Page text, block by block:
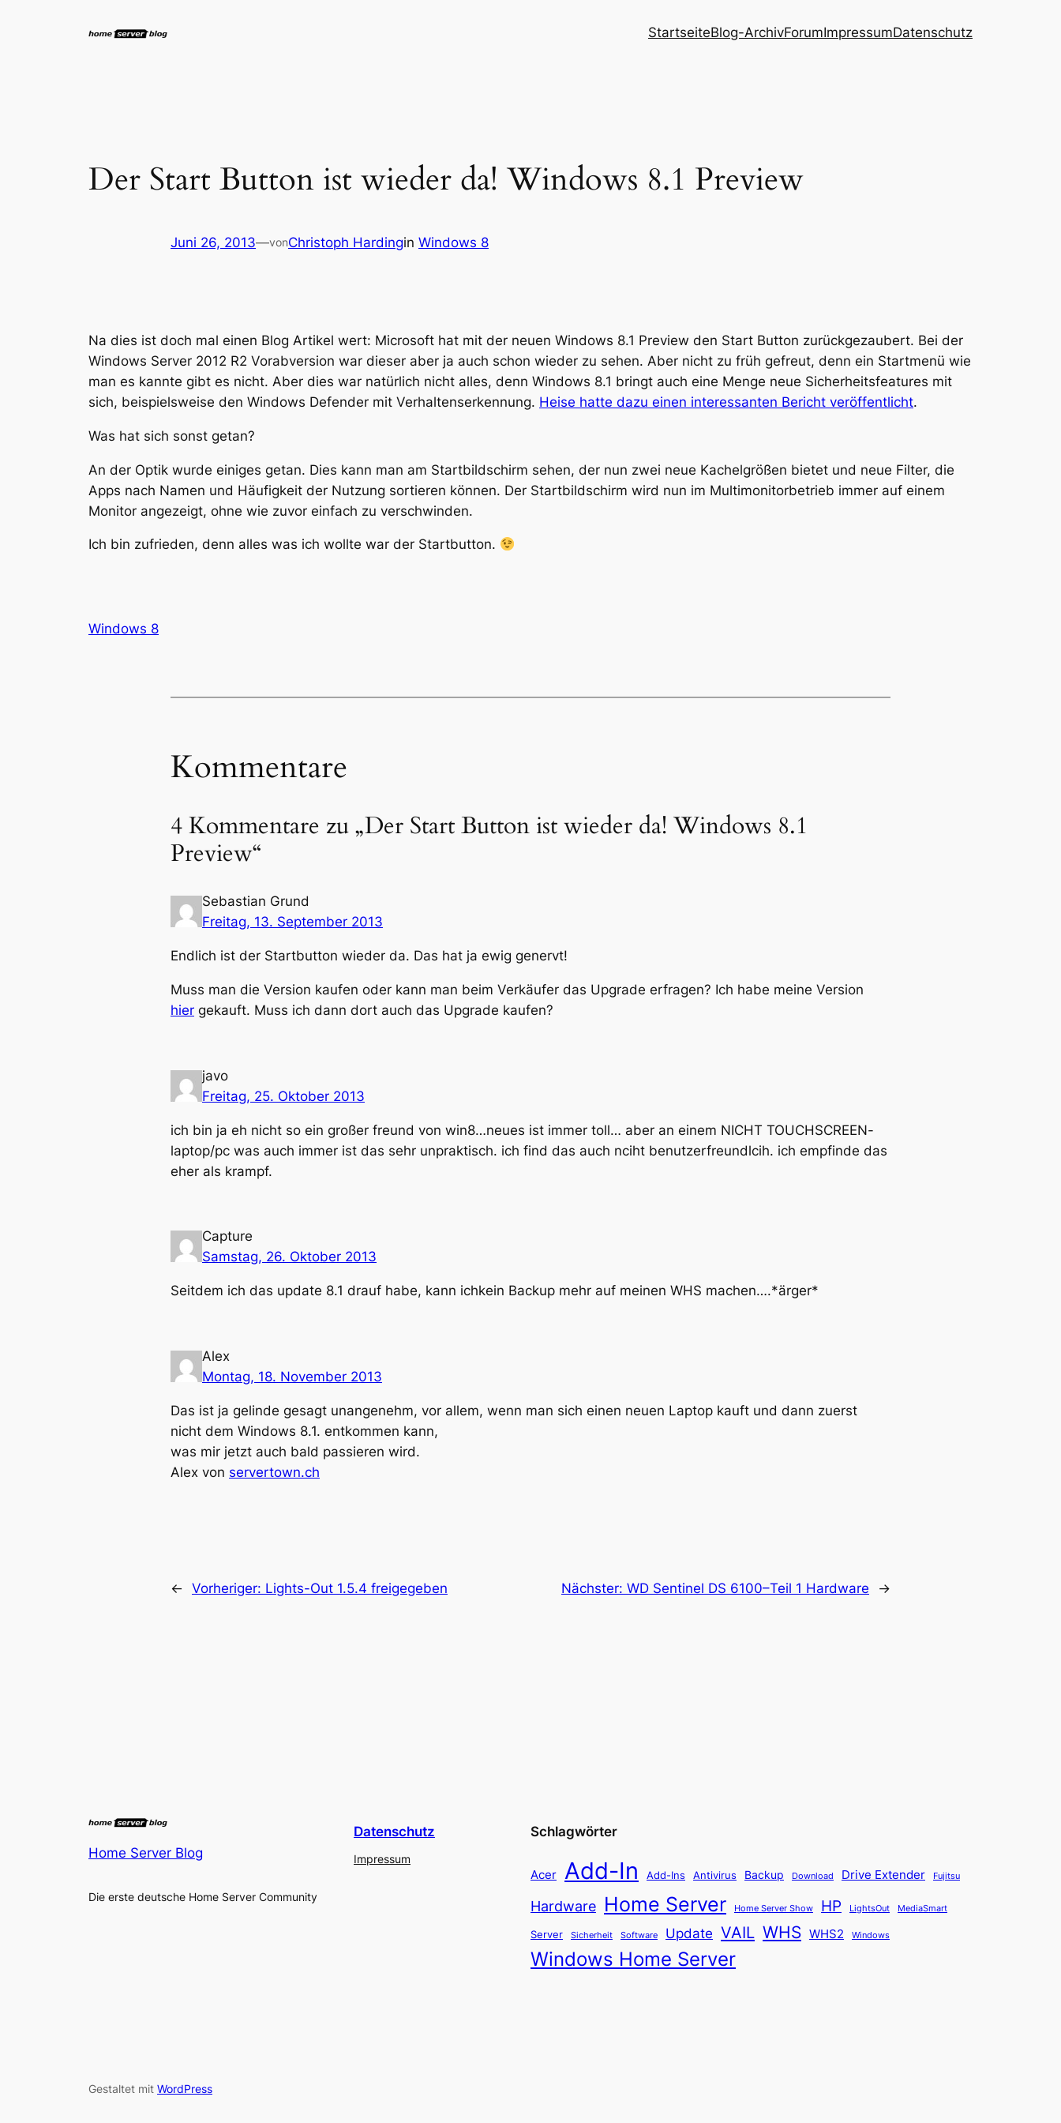
StartseiteBlog-ArchivForumImpressumDatenschutz
Der Start Button ist wieder da! Windows 8.1 Preview
Juni 26, 2013—vonChristoph Hardingin Windows 8
Na dies ist doch mal einen Blog Artikel wert: Microsoft hat mit der neuen Windows 8.1 Preview den Start Button zurückgezaubert. Bei der
Windows Server 2012 R2 Vorabversion war dieser aber ja auch schon wieder zu sehen. Aber nicht zu früh gefreut, denn ein Startmenü wie
man es kannte gibt es nicht. Aber dies war natürlich nicht alles, denn Windows 8.1 bringt auch eine Menge neue Sicherheitsfeatures mit
sich, beispielsweise den Windows Defender mit Verhaltenserkennung. Heise hatte dazu einen interessanten Bericht veröffentlicht.
Was hat sich sonst getan?
An der Optik wurde einiges getan. Dies kann man am Startbildschirm sehen, der nun zwei neue Kachelgrößen bietet und neue Filter, die
Apps nach Namen und Häufigkeit der Nutzung sortieren können. Der Startbildschirm wird nun im Multimonitorbetrieb immer auf einem
Monitor angezeigt, ohne wie zuvor einfach zu verschwinden.
Ich bin zufrieden, denn alles was ich wollte war der Startbutton.
Windows 8
Kommentare
4 Kommentare zu „Der Start Button ist wieder da! Windows 8.1
Preview“
Sebastian Grund
Freitag, 13. September 2013
Endlich ist der Startbutton wieder da. Das hat ja ewig genervt!
Muss man die Version kaufen oder kann man beim Verkäufer das Upgrade erfragen? Ich habe meine Version
hier gekauft. Muss ich dann dort auch das Upgrade kaufen?
javo
Freitag, 25. Oktober 2013
ich bin ja eh nicht so ein großer freund von win8…neues ist immer toll… aber an einem NICHT TOUCHSCREEN-
laptop/pc was auch immer ist das sehr unpraktisch. ich find das auch nciht benutzerfreundlcih. ich empfinde das
eher als krampf.
Capture
Samstag, 26. Oktober 2013
Seitdem ich das update 8.1 drauf habe, kann ichkein Backup mehr auf meinen WHS machen….*ärger*
Alex
Montag, 18. November 2013
Das ist ja gelinde gesagt unangenehm, vor allem, wenn man sich einen neuen Laptop kauft und dann zuerst
nicht dem Windows 8.1. entkommen kann,
was mir jetzt auch bald passieren wird.
Alex von servertown.ch
← Vorheriger: Lights-Out 1.5.4 freigegeben Nächster: WD Sentinel DS 6100–Teil 1 Hardware →
Home Server Blog
Die erste deutsche Home Server Community
Datenschutz
Impressum
Schlagwörter
Acer Add-In Add-Ins Antivirus Backup Download Drive Extender Fujitsu
Hardware Home Server Home Server Show HP LightsOut MediaSmart
Server Sicherheit Software Update VAIL WHS WHS2 Windows
Windows Home Server
Gestaltet mit WordPress